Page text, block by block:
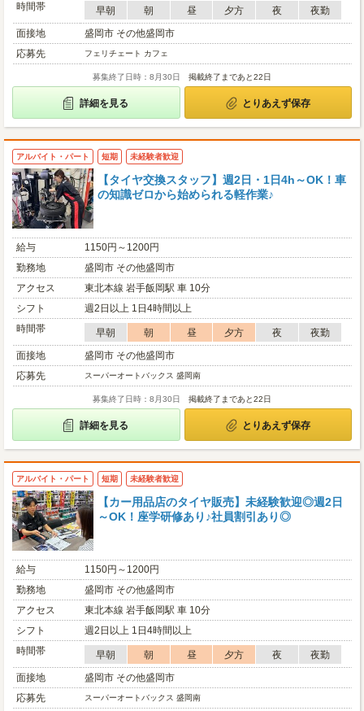
時間帯
早朝 朝 昼 夕方 夜
夜勤
面接地
盛岡市 その他盛岡市
応募先
フェリチェート カフェ
募集終了日時：8月30日 掲載終了まであと22日
詳細を見る とりあえず保存
アルバイト・パート 短期 未経験者歓迎
【タイヤ交換スタッフ】週2日・1日4h～OK！車
の知識ゼロから始められる軽作業♪
給与
1150円～1200円
勤務地
盛岡市 その他盛岡市
アクセス
東北本線 岩手飯岡駅 車 10分
シフト
週2日以上 1日4時間以上
時間帯
早朝 朝 昼 夕方 夜
夜勤
面接地
盛岡市 その他盛岡市
応募先
スーパーオートバックス 盛岡南
募集終了日時：8月30日 掲載終了まであと22日
詳細を見る とりあえず保存
アルバイト・パート 短期 未経験者歓迎
【カー用品店のタイヤ販売】未経験歓迎◎週2日
～OK！座学研修あり♪社員割引あり◎
給与
1150円～1200円
勤務地
盛岡市 その他盛岡市
アクセス
東北本線 岩手飯岡駅 車 10分
シフト
週2日以上 1日4時間以上
時間帯
早朝 朝 昼 夕方 夜
夜勤
面接地
盛岡市 その他盛岡市
応募先
スーパーオートバックス 盛岡南